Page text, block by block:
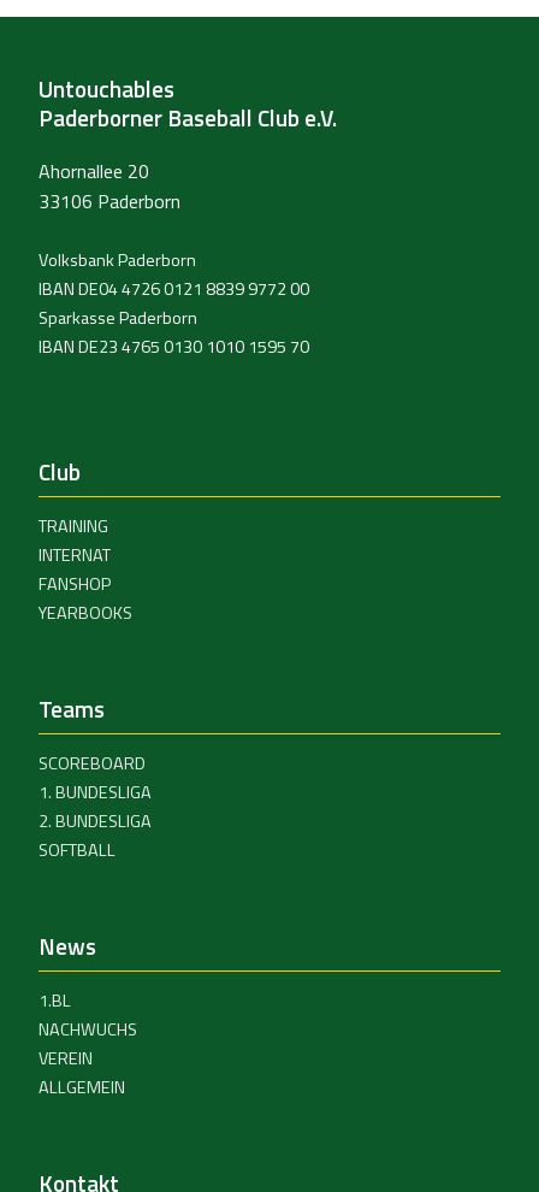
Untouchables
Paderborner Baseball Club e.V.
Ahornallee 20
33106 Paderborn
Volksbank Paderborn
IBAN DE04 4726 0121 8839 9772 00
Sparkasse Paderborn
IBAN DE23 4765 0130 1010 1595 70
Club
TRAINING
INTERNAT
FANSHOP
YEARBOOKS
Teams
SCOREBOARD
1. BUNDESLIGA
2. BUNDESLIGA
SOFTBALL
News
1.BL
NACHWUCHS
VEREIN
ALLGEMEIN
Kontakt